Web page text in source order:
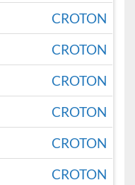
CROTON
CROTON
CROTON
CROTON
CROTON
CROTON